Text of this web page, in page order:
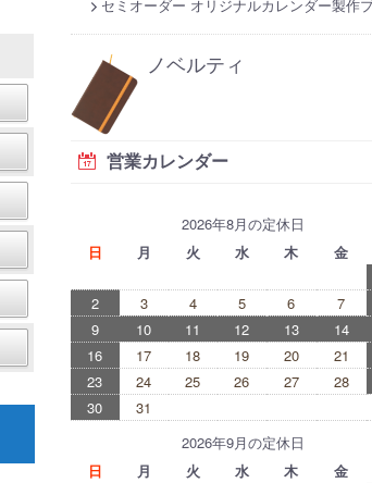
セミオーダー オリジナルカレンダー製作
ノベルティ
営業カレンダー
2026年8月の定休日
日
月 火 水 木 金
2 3 4 5 6
7
9
10 11 12 13
14
16
17 18 19 20
21
23
24 25 26 27
28
30
31
2026年9月の定休日
日
月 火 水 木
金